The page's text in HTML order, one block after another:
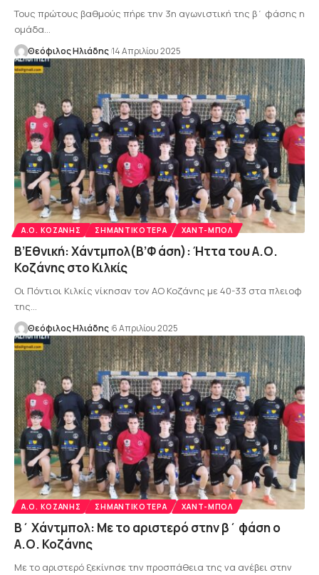
Τους πρώτους βαθμούς πήρε την 3η αγωνιστική της β΄ φάσης η
ομάδα…
Θεόφιλος Ηλιάδης 14 Απριλίου 2025
Α.Ο. ΚΟΖΆΝΗΣ ΣΗΜΑΝΤΙΚΌΤΕΡΑ ΧΑΝΤ-ΜΠΟΛ
Β’Εθνική: Χάντμπολ(Β’Φ άση): Ήττα του Α.Ο.
Κοζάνης στο Κιλκίς
Οι Πόντιοι Κιλκίς νίκησαν τον ΑΟ Κοζάνης με 40-33 στα πλειοφ
της…
Θεόφιλος Ηλιάδης 6 Απριλίου 2025
Α.Ο. ΚΟΖΆΝΗΣ ΣΗΜΑΝΤΙΚΌΤΕΡΑ ΧΑΝΤ-ΜΠΟΛ
Β΄ Χάντμπολ: Με το αριστερό στην β΄ φάση ο
Α.Ο. Κοζάνης
Με το αριστερό ξεκίνησε την προσπάθεια της να ανέβει στην